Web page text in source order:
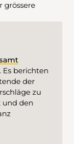
grössere
Es berichten
der
zu
und den